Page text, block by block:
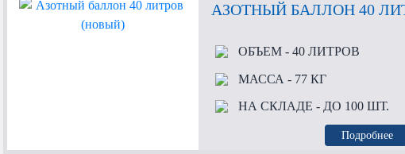
АЗОТНЫЙ БАЛЛОН 40
ОБЪЕМ- 40 ЛИТРОВ
МАССА - 77 КГ
НА СКЛАДЕ - ДО 100 ШТ.
Подробнее